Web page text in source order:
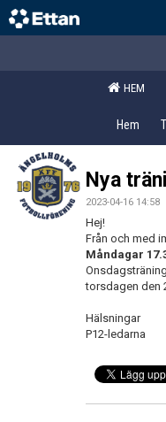
HEM
Hem
Nya
2023-04-16 14:58
Hej!
Från och med
Måndagar
torsdagen den
Hälsningar
P12-ledarna